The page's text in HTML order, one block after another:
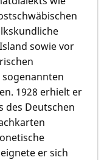
sowie vor
1928 erhielt er
des Deutschen
er sich